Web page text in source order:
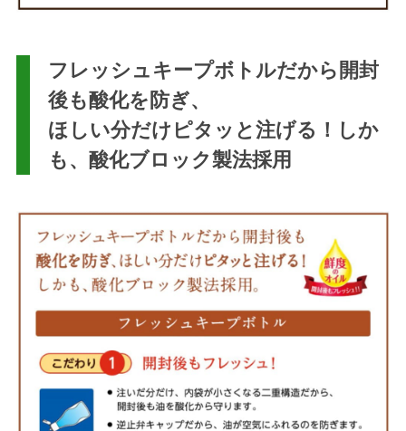
フレッシュキープボトルだから開封
後も酸化を防ぎ、
ほしい分だけピタッと注げる！しか
も、酸化ブロック製法採用